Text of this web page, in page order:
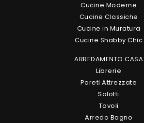
Cucine Moderne
Cucine Classiche
Cucine in Muratura
Cucine Shabby Chic
ARREDAMENTO CASA
Librerie
Pareti Attrezzate
Salotti
Tavoli
Arredo Bagno